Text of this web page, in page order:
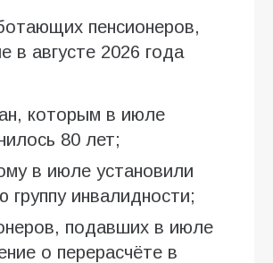
пенсионеров,
в августе 2026 года
которым в июле
80 лет;
в июле установили
группу инвалидности;
подавших в июле
о перерасчёте в